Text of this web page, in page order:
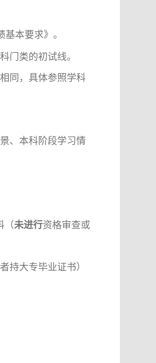
本要求》。
门类的初试线。
同，具体参照学科
、本科阶段学习情
（未进行资格审查或
持大专毕业证书）